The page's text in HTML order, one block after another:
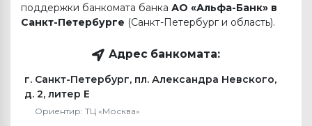
поддержки банкомата банка АО «Альфа-Банк» в
Санкт-Петербурге (Санкт-Петербург и область).
Адрес банкомата:
г. Санкт-Петербург, пл. Александра Невского,
д. 2, литер Е
Ориентир: ТЦ «Москва»